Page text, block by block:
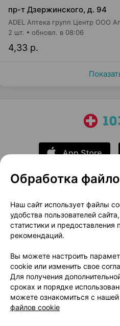
пр-т Дзержинского, д. 94
ADEL Аптека групп Центр ООО
4,33 р.
2 шт. обновл. в 08:06
О проекте
Размещение рекламы
Публичный
Способы оплаты
Написать
Написать в
Персональные
Обработка
Наш сайт использует файлы
удобства пользователей
статистики и предоставления
рекомендаций.
Вы можете настроить
cookie или изменить свое
Для получения
сроках и порядке
можете ознакомиться с нашей
файлов cookie